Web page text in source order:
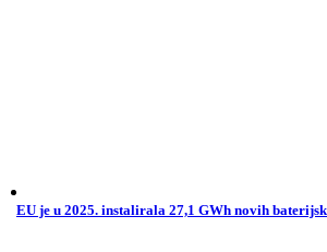
EU je u 2025. instalirala 27,1 GWh novih